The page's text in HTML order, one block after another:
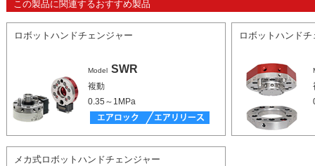
この製品に関連するおすすめ製品
ロボットハンドチェンジャー
Model SWR
複動
0.35～1MPa
ロボットハンド
メカ式ロボットハンドチェンジャー